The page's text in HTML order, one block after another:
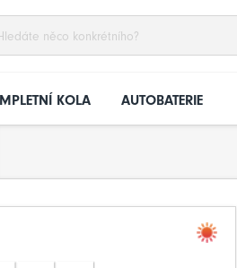
KOLA AUTOBATERIE